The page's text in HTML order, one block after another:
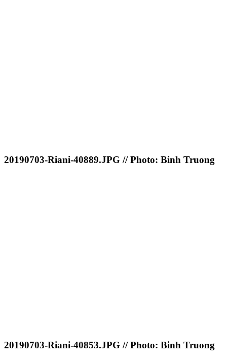
20190703-Riani-40889.JPG // Photo: Binh Truong
20190703-Riani-40853.JPG // Photo: Binh Truong